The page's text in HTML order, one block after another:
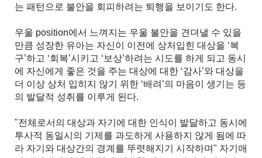
는 패턴으로 불안을 회피하려는 퇴행을 보이기도 한다.
우울 position에서 느껴지는 우울 불안을 견뎌낼 수 있을
만큼 성장한 유아는 자신이 이전에 상처입힌 대상을 ‘복
구’하고 ‘회복’시키고 ‘보상’하려는 시도를 하게 되고 동시
에 자신에게 좋은 것을 주는 대상에 대한 ‘감사’와 대상을
더 이상 상처 입히지 않기 위한 ‘배려’의 마음이 생기는 등
의 발달적 성취를 이루게 된다.
"전체로서의 대상과 자기에 대한 인식이 발달하고 동시에
투사적 동일시의 기제를 과도하게 사용하지 않게 됨에 따
라 자기와 대상간의 경계를 뚜렷해지기 시작하며" 자기애